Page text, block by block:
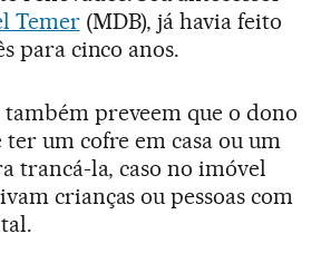
Temer(MDB), já havia feito
para cinco anos.
também preveem que o dono
um cofre em casa ou um
trancá-la, caso no imóvel
crianças ou pessoas com